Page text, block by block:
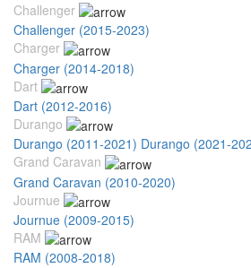
Challenger
Challenger (2015-2023)
Charger
Charger (2014-2018)
Dart
Dart (2012-2016)
Durango
Durango (2011-2021) Durango (2021-
Grand Caravan
Grand Caravan (2010-2020)
Journue
Journue (2009-2015)
RAM
RAM (2008-2018)